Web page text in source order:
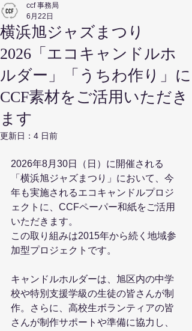
横浜旭ジャズまつり
2026「エコキャンドルホ
ルダー」「うちわ作り」に
CCF素材をご活用いただき
ます
ccf 事務局
6月22日
更新日： 4 日前
2026年8月30日（日）に開催される
「横浜旭ジャズまつり」において、今
年も実施されるエコキャンドルプロジ
ェクトに、CCFペーパー和紙をご活用
いただきます。
この取り組みは2015年から続く地域参
加型プロジェクトです。
キャンドルホルダーは、旭区内の中学
校や特別支援学級の生徒の皆さんが制
作。さらに、高校生ボランティアの皆
さんが制作サポートや準備に協力し、